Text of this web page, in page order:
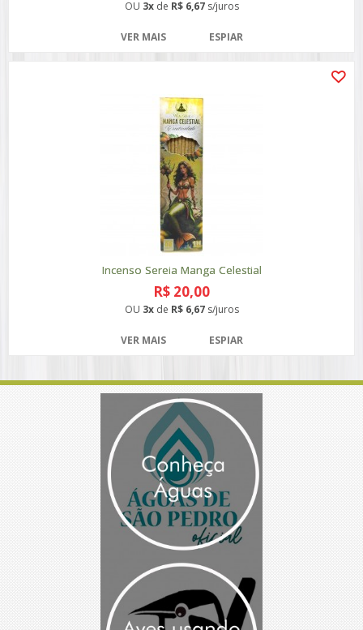
OU 3xde R$ 6,67s/juros
VER MAIS ESPIAR
Incenso Sereia Manga Celestial
R$ 20,00
OU 3xde R$ 6,67s/juros
VER MAIS ESPIAR